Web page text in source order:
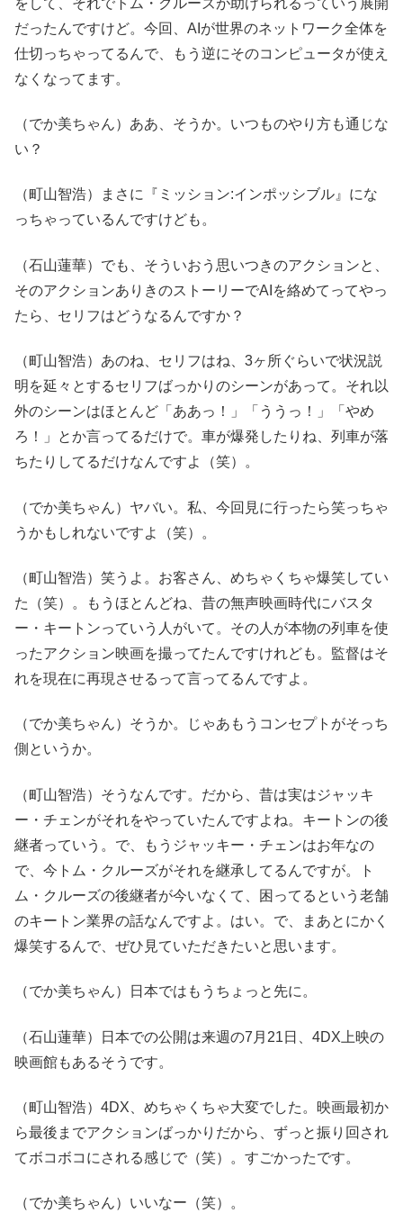
だったんですけど。今回、AIが世界のネットワーク全体を
仕切っちゃってるんで、もう逆にそのコンピュータが使え
なくなってます。
（でか美ちゃん）ああ、そうか。いつものやり方も通じな
い？
（町山智浩）まさに『ミッション:インポッシブル』にな
っちゃっているんですけども。
（石山蓮華）でも、そういおう思いつきのアクションと、
そのアクションありきのストーリーでAIを絡めてってやっ
たら、セリフはどうなるんですか？
（町山智浩）あのね、セリフはね、3ヶ所ぐらいで状況説
明を延々とするセリフばっかりのシーンがあって。それ以
外のシーンはほとんど「ああっ！」「ううっ！」「やめ
ろ！」とか言ってるだけで。車が爆発したりね、列車が落
ちたりしてるだけなんですよ（笑）。
（でか美ちゃん）ヤバい。私、今回見に行ったら笑っちゃ
うかもしれないですよ（笑）。
（町山智浩）笑うよ。お客さん、めちゃくちゃ爆笑してい
た（笑）。もうほとんどね、昔の無声映画時代にバスタ
ー・キートンっていう人がいて。その人が本物の列車を使
ったアクション映画を撮ってたんですけれども。監督はそ
れを現在に再現させるって言ってるんですよ。
（でか美ちゃん）そうか。じゃあもうコンセプトがそっち
側というか。
（町山智浩）そうなんです。だから、昔は実はジャッキ
ー・チェンがそれをやっていたんですよね。キートンの後
継者っていう。で、もうジャッキー・チェンはお年なの
で、今トム・クルーズがそれを継承してるんですが。ト
ム・クルーズの後継者が今いなくて、困ってるという老舗
のキートン業界の話なんですよ。はい。で、まあとにかく
爆笑するんで、ぜひ見ていただきたいと思います。
（でか美ちゃん）日本ではもうちょっと先に。
（石山蓮華）日本での公開は来週の7月21日、4DX上映の
映画館もあるそうです。
（町山智浩）4DX、めちゃくちゃ大変でした。映画最初か
ら最後までアクションばっかりだから、ずっと振り回され
てボコボコにされる感じで（笑）。すごかったです。
（でか美ちゃん）いいなー（笑）。